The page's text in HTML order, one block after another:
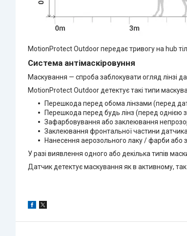
MotionProtect Outdoor передає тривогу на hub
Система антімаскіровуння
Маскування — спроба заблокувати огляд лінзі
MotionProtect Outdoor детектує такі типи
Перешкода перед обома лінзами (перед
Перешкода перед будь лінз (перед однією
Зафарбовування або заклеювання
Заклеювання фронтальної частини
Нанесення аерозольного лаку / фарби
У разі виявлення одного або декілька типів
Датчик детектує маскування як в активному,